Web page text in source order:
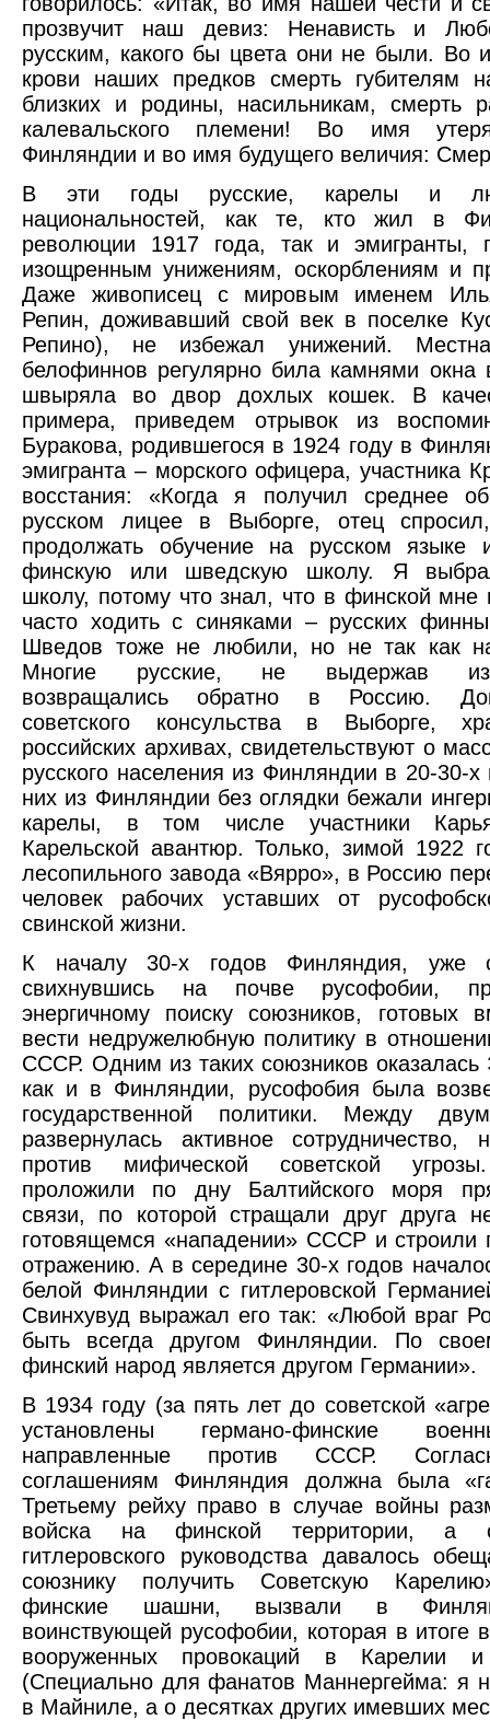
прозвучит наш девиз: Ненависть и
русским, какого бы цвета они не были. Во
крови наших предков смерть губителям
близких и родины, насильникам, смерть
калевальского племени! Во имя
Финляндии и во имя будущего величия:
В эти годы русские, карелы и
национальностей, как те, кто жил в
революции 1917 года, так и эмигранты,
изощренным унижениям, оскорблениям и
Даже живописец с мировым именем
Репин, доживавший свой век в поселке
Репино), не избежал унижений.
белофиннов регулярно била камнями
швыряла во двор дохлых кошек. В
примера, приведем отрывок из
Буракова, родившегося в 1924 году в
эмигранта – морского офицера, участника
восстания: «Когда я получил среднее
русском лицее в Выборге, отец
продолжать обучение на русском языке
финскую или шведскую школу. Я
школу, потому что знал, что в финской
часто ходить с синяками – русских
Шведов тоже не любили, но не так как
Многие русские, не выдержав
возвращались обратно в Россию.
советского консульства в Выборге,
российских архивах, свидетельствуют о
русского населения из Финляндии в 20-30-
них из Финляндии без оглядки бежали
карелы, в том числе участники
Карельской авантюр. Только, зимой 1922
лесопильного завода «Вярро», в Россию
человек рабочих уставших от
свинской жизни.
К началу 30-х годов Финляндия, уже
свихнувшись на почве русофобии,
энергичному поиску союзников, готовых
вести недружелюбную политику в
СССР. Одним из таких союзников оказалась
как и в Финляндии, русофобия была
государственной политики. Между
развернулась активное сотрудничество,
против мифической советской
проложили по дну Балтийского моря
связи, по которой стращали друг друга
готовящемся «нападении» СССР и строили
отражению. А в середине 30-х годов
белой Финляндии с гитлеровской
Свинхувуд выражал его так: «Любой враг
быть всегда другом Финляндии. По
финский народ является другом Германии».
В 1934 году (за пять лет до советской
установлены германо-финские
направленные против СССР.
соглашениям Финляндия должна была
Третьему рейху право в случае войны
войска на финской территории, а
гитлеровского руководства давалось
союзнику получить Советскую
финские шашни, вызвали в
воинствующей русофобии, которая в итоге
вооруженных провокаций в Карелии и
(Специально для фанатов Маннергейма: я
в Майниле, а о десятках других имевших